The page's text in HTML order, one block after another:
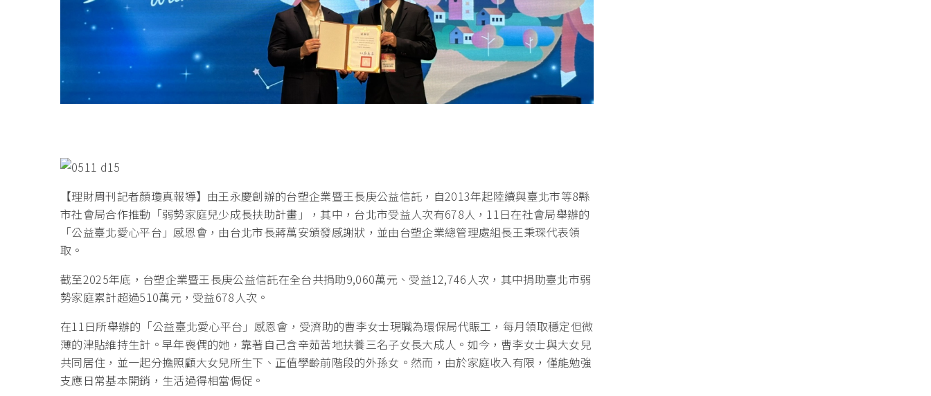
【理財周刊記者顏瓊真報導】由王永慶創辦的台塑企業暨王長庚公益信託，自2013年起陸續與臺北市等8縣
市社會局合作推動「弱勢家庭兒少成長扶助計畫」，其中，台北市受益人次有678人，11日在社會局舉辦的
「公益臺北愛心平台」感恩會，由台北市長蔣萬安頒發感謝狀，並由台塑企業總管理處組長王秉琛代表領
取。
截至2025年底，台塑企業暨王長庚公益信託在全台共捐助9,060萬元、受益12,746人次，其中捐助臺北市弱
勢家庭累計超過510萬元，受益678人次。
在11日所舉辦的「公益臺北愛心平台」感恩會，受濟助的曹李女士現職為環保局代賑工，每月領取穩定但微
薄的津貼維持生計。早年喪偶的她，靠著自己含辛茹苦地扶養三名子女長大成人。如今，曹李女士與大女兒
共同居住，並一起分擔照顧大女兒所生下、正值學齡前階段的外孫女。然而，由於家庭收入有限，僅能勉強
支應日常基本開銷，生活過得相當侷促。